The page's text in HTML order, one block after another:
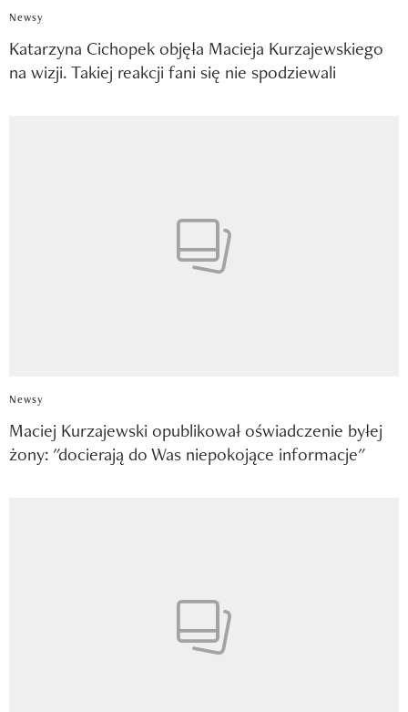
Newsy
Katarzyna Cichopek objęła Macieja Kurzajewskiego
na wizji. Takiej reakcji fani się nie spodziewali
Newsy
Maciej Kurzajewski opublikował oświadczenie byłej
żony: "docierają do Was niepokojące informacje"